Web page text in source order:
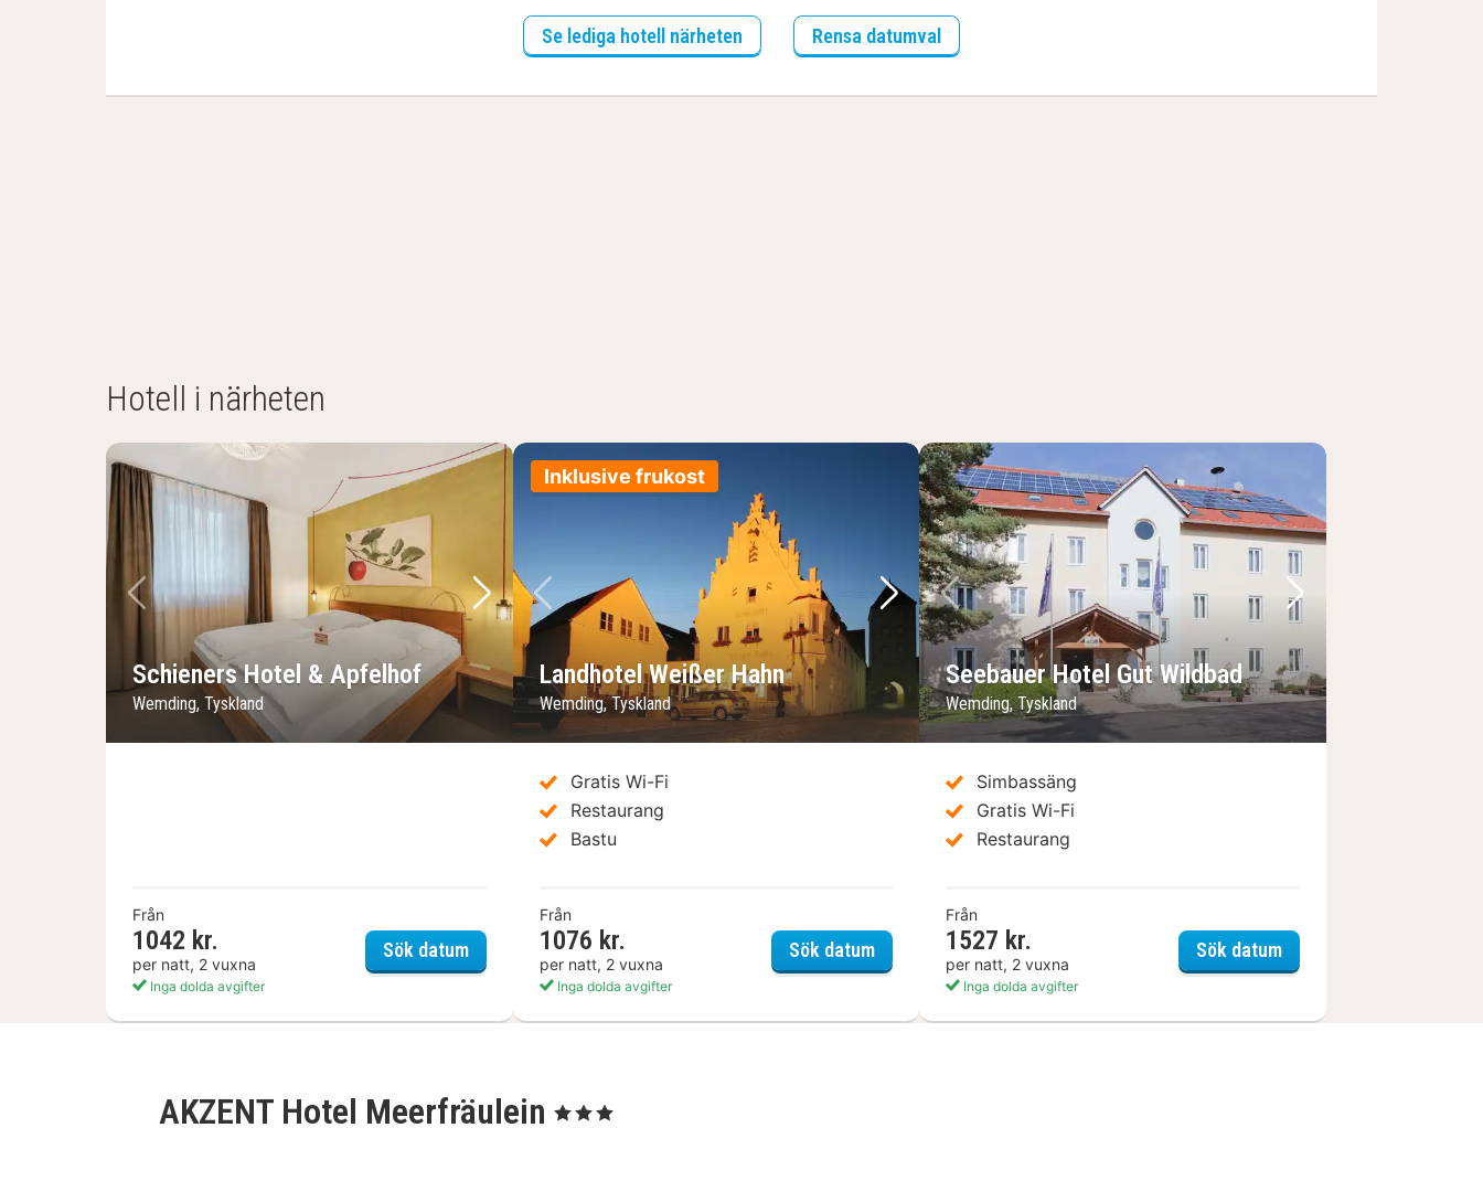
Se lediga hotell närheten Rensa datumval
Hotell i närheten
Föregående bild
Nästa bild
Schieners Hotel & Apfelhof
Wemding, Tyskland
Från
1042 kr.
per natt, 2 vuxna
Inga dolda avgifter
Sök datumSchieners Hotel & Apfelhof
Inklusive frukost
Föregående bild
Nästa bild
Landhotel Weißer Hahn
Wemding, Tyskland
Gratis Wi-Fi
Restaurang
Bastu
Från
1076 kr.
per natt, 2 vuxna
Inga dolda avgifter
Sök datumLandhotel Weißer Hahn
Föregående bild
Nästa bild
Seebauer Hotel Gut Wildbad
Wemding, Tyskland
Simbassäng
Gratis Wi-Fi
Restaurang
Från
1527 kr.
per natt, 2 vuxna
Inga dolda avgifter
Sök datumSeebauer Hotel Gut
AKZENT Hotel Meerfräulein , 3 Stjärnor